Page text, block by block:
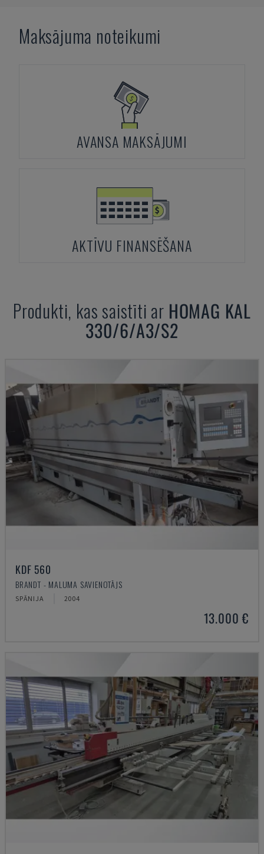
Maksājuma noteikumi
AVANSA MAKSĀJUMI
AKTĪVU FINANSĒŠANA
Produkti, kas saistīti ar HOMAG KAL
330/6/A3/S2
KDF 560
BRANDT - MALUMA SAVIENOTĀJS
SPĀNIJA 2004
13.000 €